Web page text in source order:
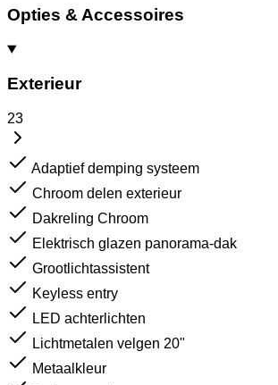
Opties & Accessoires
Exterieur
23
Adaptief demping systeem
Chroom delen exterieur
Dakreling Chroom
Elektrisch glazen panorama-dak
Grootlichtassistent
Keyless entry
LED achterlichten
Lichtmetalen velgen 20"
Metaalkleur